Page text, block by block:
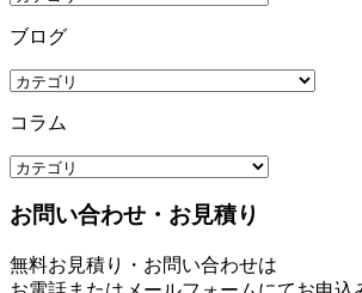
ブログ
コラム
お問い合わせ・お見積り
無料お見積り・お問い合わせは